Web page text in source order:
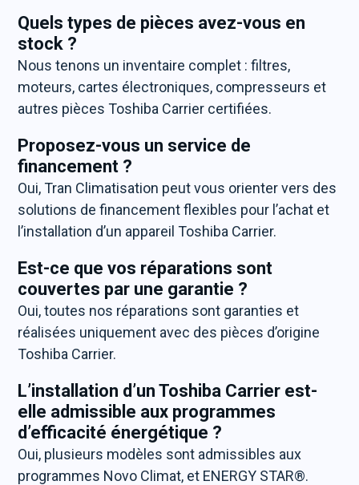
Quels types de pièces avez-vous en
stock ?
Nous tenons un inventaire complet : filtres,
moteurs, cartes électroniques, compresseurs et
autres pièces Toshiba Carrier certifiées.
Proposez-vous un service de
financement ?
Oui, Tran Climatisation peut vous orienter vers des
solutions de financement flexibles pour l’achat et
l’installation d’un appareil Toshiba Carrier.
Est-ce que vos réparations sont
couvertes par une garantie ?
Oui, toutes nos réparations sont garanties et
réalisées uniquement avec des pièces d’origine
Toshiba Carrier.
L’installation d’un Toshiba Carrier est-
elle admissible aux programmes
d’efficacité énergétique ?
Oui, plusieurs modèles sont admissibles aux
programmes Novo Climat, et ENERGY STAR®.